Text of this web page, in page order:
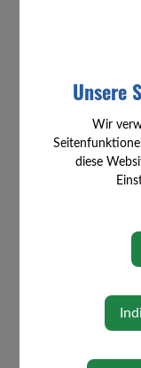
ein
Ihr
Wenn Sie
online auf
Falls Ihre
Unsere
Wir
diese